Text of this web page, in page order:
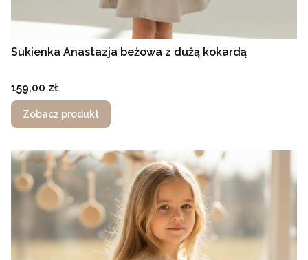
Sukienka Anastazja beżowa z dużą kokardą
Cena
159,00 zł
Zobacz produkt